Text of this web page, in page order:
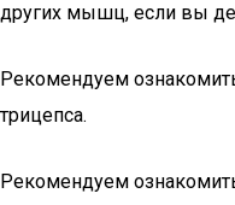
других мышц, если вы
Рекомендуем
трицепса.
Рекомендуем